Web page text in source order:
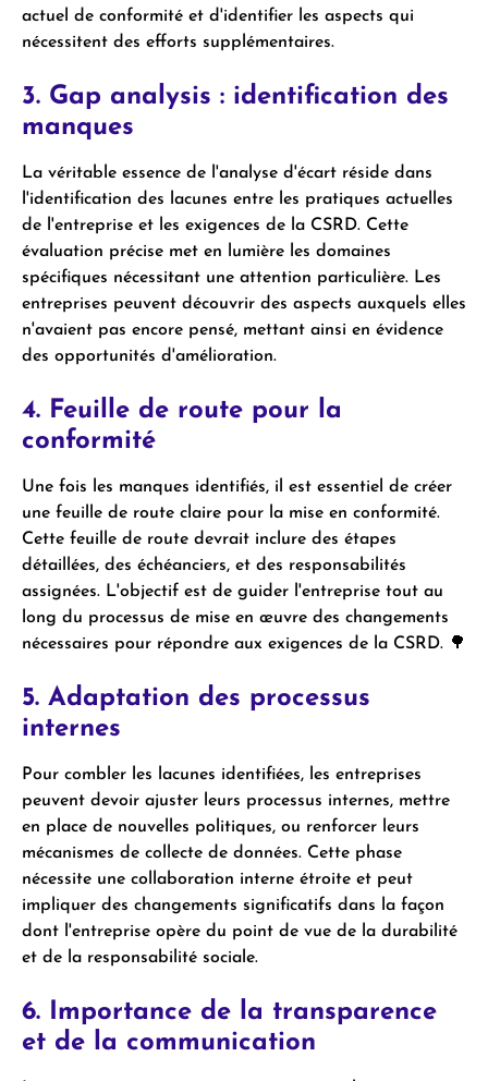
actuel de conformité et d'identifier les aspects qui
nécessitent des efforts supplémentaires.
3. Gap analysis : identification des
manques
La véritable essence de l'analyse d'écart réside dans
l'identification des lacunes entre les pratiques actuelles
de l'entreprise et les exigences de la CSRD. Cette
évaluation précise met en lumière les domaines
spécifiques nécessitant une attention particulière. Les
entreprises peuvent découvrir des aspects auxquels elles
n'avaient pas encore pensé, mettant ainsi en évidence
des opportunités d'amélioration.
4. Feuille de route pour la
conformité
Une fois les manques identifiés, il est essentiel de créer
une feuille de route claire pour la mise en conformité.
Cette feuille de route devrait inclure des étapes
détaillées, des échéanciers, et des responsabilités
assignées. L'objectif est de guider l'entreprise tout au
long du processus de mise en œuvre des changements
nécessaires pour répondre aux exigences de la CSRD. 🌳
5. Adaptation des processus
internes
Pour combler les lacunes identifiées, les entreprises
peuvent devoir ajuster leurs processus internes, mettre
en place de nouvelles politiques, ou renforcer leurs
mécanismes de collecte de données. Cette phase
nécessite une collaboration interne étroite et peut
impliquer des changements significatifs dans la façon
dont l'entreprise opère du point de vue de la durabilité
et de la responsabilité sociale.
6. Importance de la transparence
et de la communication